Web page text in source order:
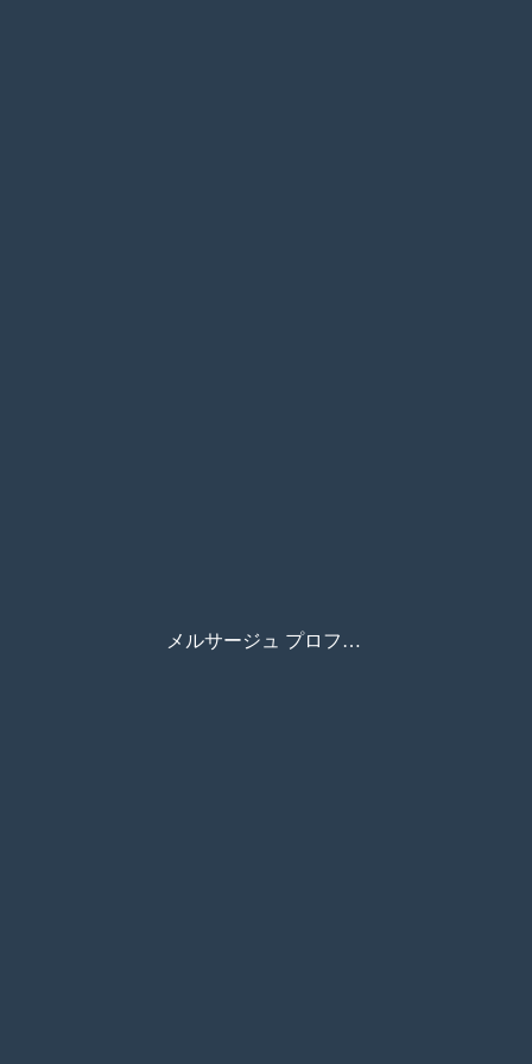
メルサージュ プロフェッショナルケア PMTC用ブラシ&カップ/コードレスハンドピース